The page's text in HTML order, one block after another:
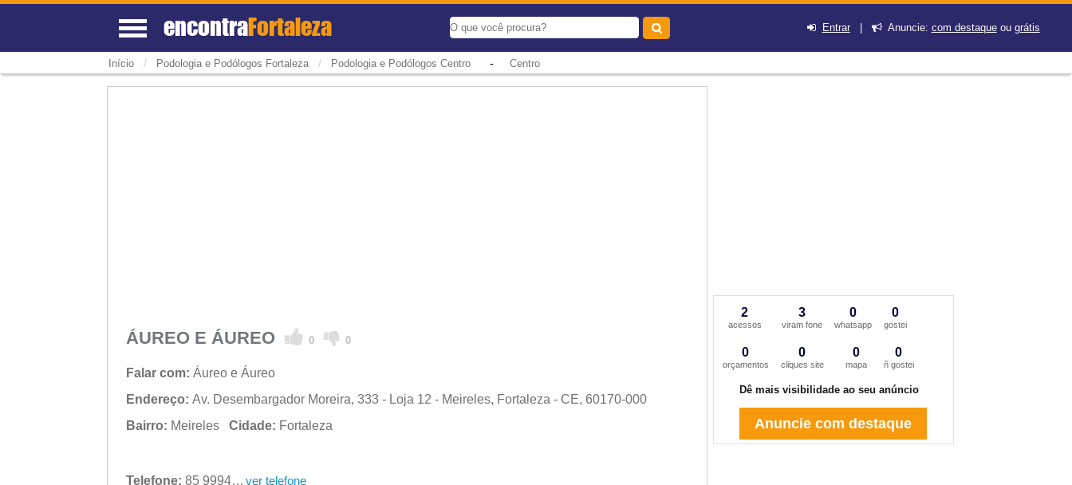
encontraFortaleza Entrar| Anuncie: com destaqueou grátis
Início / Podologia e Podólogos Fortaleza / Podologia e Podólogos Centro- Centro
ÁUREO E ÁUREO 0 0
Falar com: Áureo e Áureo
Endereço: Av. Desembargador Moreira, 333 - Loja 12 - Meireles, Fortaleza - CE, 60170-000
Bairro: Meireles Cidade: Fortaleza
Telefone: 85 99947-8840 ver telefone
2
acessos
3
viram fone
0
whatsapp
0
gostei
0
orçamentos
0
cliques site
0
mapa
0
ñ gostei
Dê mais visibilidade ao seu anúncio
Anuncie com destaque